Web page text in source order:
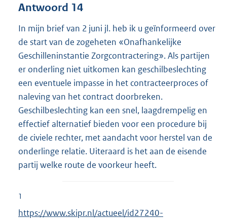
Antwoord 14
In mijn brief van 2 juni jl. heb ik u geïnformeerd over
de start van de zogeheten «Onafhankelijke
Geschilleninstantie Zorgcontractering». Als partijen
er onderling niet uitkomen kan geschilbeslechting
een eventuele impasse in het contracteerproces of
naleving van het contract doorbreken.
Geschilbeslechting kan een snel, laagdrempelig en
effectief alternatief bieden voor een procedure bij
de civiele rechter, met aandacht voor herstel van de
onderlinge relatie. Uiteraard is het aan de eisende
partij welke route de voorkeur heeft.
1
E
https://www.skipr.nl/actueel/id27240-